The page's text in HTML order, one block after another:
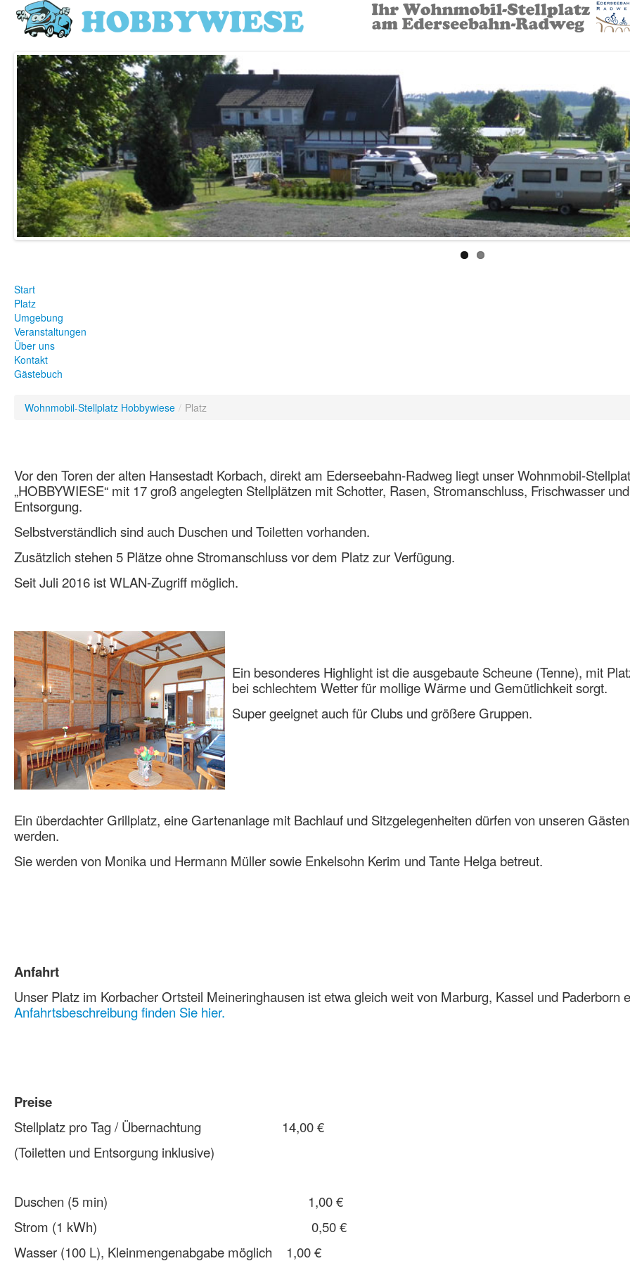
Start
Platz
Umgebung
Veranstaltungen
Über uns
Kontakt
Gästebuch
Wohnmobil-Stellplatz Hobbywiese / Platz
Vor den Toren der alten Hansestadt Korbach, direkt am Ederseebahn-Radweg liegt unser Wohnmobil-
„HOBBYWIESE“ mit 17 groß angelegten Stellplätzen mit Schotter, Rasen, Stromanschluss, Frischwasser und
Entsorgung.
Selbstverständlich sind auch Duschen und Toiletten vorhanden.
Zusätzlich stehen 5 Plätze ohne Stromanschluss vor dem Platz zur Verfügung.
Seit Juli 2016 ist WLAN-Zugriff möglich.
Ein besonderes Highlight ist die ausgebaute Scheune (Tenne), mit
bei schlechtem Wetter für mollige Wärme und Gemütlichkeit sorgt.
Super geeignet auch für Clubs und größere Gruppen.
Ein überdachter Grillplatz, eine Gartenanlage mit Bachlauf und Sitzgelegenheiten dürfen von unseren
werden.
Sie werden von Monika und Hermann Müller sowie Enkelsohn Kerim und Tante Helga betreut.
Anfahrt
Unser Platz im Korbacher Ortsteil Meineringhausen ist etwa gleich weit von Marburg, Kassel und Paderborn
Anfahrtsbeschreibung finden Sie hier.
Preise
Stellplatz pro Tag / Übernachtung 14,00 €
(Toiletten und Entsorgung inklusive)
Duschen (5 min) 1,00 €
Strom (1 kWh) 0,50 €
Wasser (100 L), Kleinmengenabgabe möglich 1,00 €